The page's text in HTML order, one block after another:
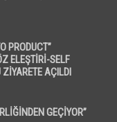
PRODUCT”
ELEŞTİRİ-SELF
AÇILDI
GEÇİYOR”